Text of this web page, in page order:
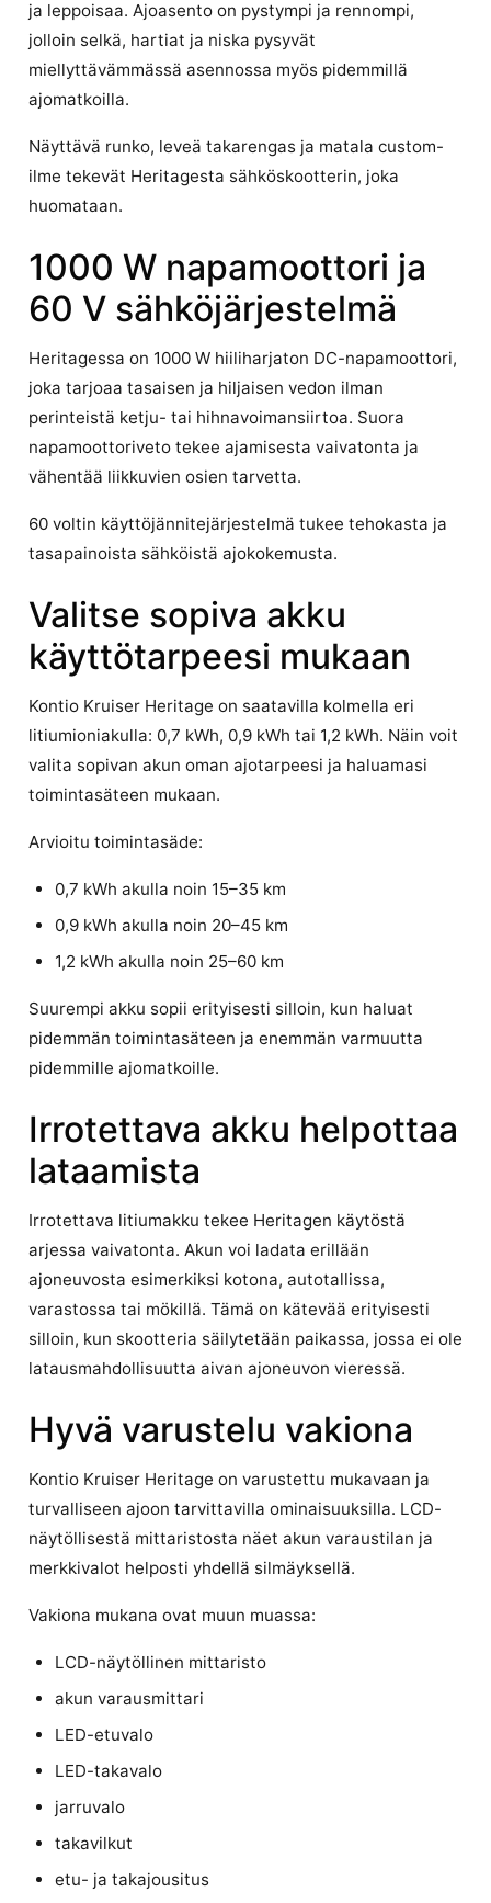
ja leppoisaa. Ajoasento on pystympi ja rennompi,
jolloin selkä, hartiat ja niska pysyvät
miellyttävämmässä asennossa myös pidemmillä
ajomatkoilla.
Näyttävä runko, leveä takarengas ja matala custom-
ilme tekevät Heritagesta sähköskootterin, joka
huomataan.
1000 W napamoottori ja
60 V sähköjärjestelmä
Heritagessa on 1000 W hiiliharjaton DC-napamoottori,
joka tarjoaa tasaisen ja hiljaisen vedon ilman
perinteistä ketju- tai hihnavoimansiirtoa. Suora
napamoottoriveto tekee ajamisesta vaivatonta ja
vähentää liikkuvien osien tarvetta.
60 voltin käyttöjännitejärjestelmä tukee tehokasta ja
tasapainoista sähköistä ajokokemusta.
Valitse sopiva akku
käyttötarpeesi mukaan
Kontio Kruiser Heritage on saatavilla kolmella eri
litiumioniakulla: 0,7 kWh, 0,9 kWh tai 1,2 kWh. Näin voit
valita sopivan akun oman ajotarpeesi ja haluamasi
toimintasäteen mukaan.
Arvioitu toimintasäde:
0,7 kWh akulla noin 15–35 km
0,9 kWh akulla noin 20–45 km
1,2 kWh akulla noin 25–60 km
Suurempi akku sopii erityisesti silloin, kun haluat
pidemmän toimintasäteen ja enemmän varmuutta
pidemmille ajomatkoille.
Irrotettava akku helpottaa
lataamista
Irrotettava litiumakku tekee Heritagen käytöstä
arjessa vaivatonta. Akun voi ladata erillään
ajoneuvosta esimerkiksi kotona, autotallissa,
varastossa tai mökillä. Tämä on kätevää erityisesti
silloin, kun skootteria säilytetään paikassa, jossa ei ole
latausmahdollisuutta aivan ajoneuvon vieressä.
Hyvä varustelu vakiona
Kontio Kruiser Heritage on varustettu mukavaan ja
turvalliseen ajoon tarvittavilla ominaisuuksilla. LCD-
näytöllisestä mittaristosta näet akun varaustilan ja
merkkivalot helposti yhdellä silmäyksellä.
Vakiona mukana ovat muun muassa:
LCD-näytöllinen mittaristo
akun varausmittari
LED-etuvalo
LED-takavalo
jarruvalo
takavilkut
etu- ja takajousitus